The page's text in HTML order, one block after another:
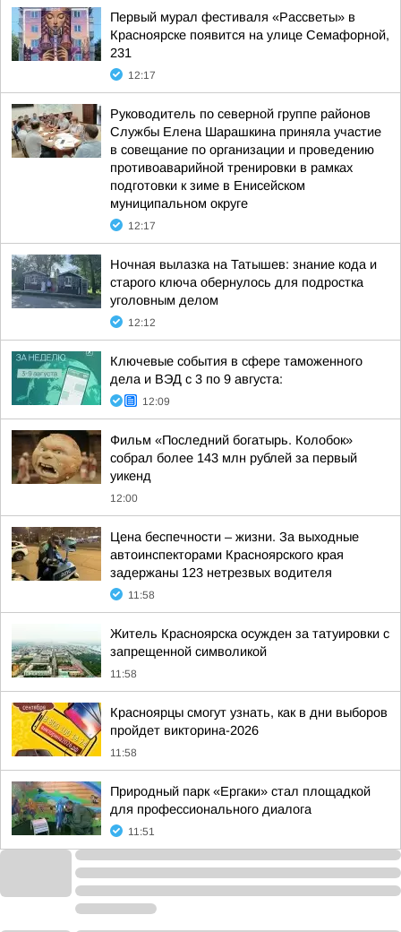
Первый мурал фестиваля «Рассветы» в
Красноярске появится на улице Семафорной,
231
12:17
Руководитель по северной группе районов
Службы Елена Шарашкина приняла участие
в совещание по организации и проведению
противоаварийной тренировки в рамках
подготовки к зиме в Енисейском
муниципальном округе
12:17
Ночная вылазка на Татышев: знание кода и
старого ключа обернулось для подростка
уголовным делом
12:12
Ключевые события в сфере таможенного
дела и ВЭД с 3 по 9 августа:
12:09
Фильм «Последний богатырь. Колобок»
собрал более 143 млн рублей за первый
уикенд
12:00
Цена беспечности – жизни. За выходные
автоинспекторами Красноярского края
задержаны 123 нетрезвых водителя
11:58
Житель Красноярска осужден за татуировки с
запрещенной символикой
11:58
Красноярцы смогут узнать, как в дни выборов
пройдет викторина-2026
11:58
Природный парк «Ергаки» стал площадкой
для профессионального диалога
11:51